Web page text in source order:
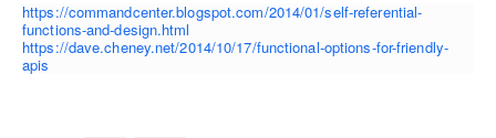
https://commandcenter.blogspot.com/2014/01/self-referential-
functions-and-design.html
https://dave.cheney.net/2014/10/17/functional-options-for-friendly-
apis